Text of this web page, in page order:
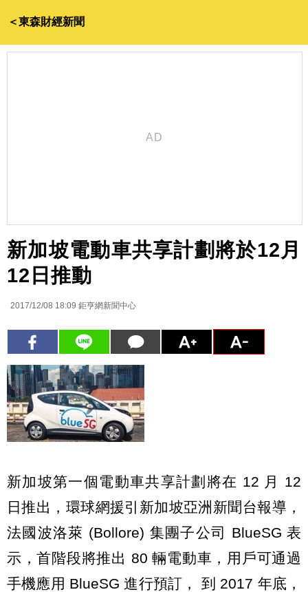
＜東森財經新聞
新加坡電動車共享計劃將於12月
12日推動
2017/12/08 18:09 鉅亨網新聞中心
新加坡第一個電動車共享計劃將在 12 月 12
日推出，環球網援引新加坡亞洲新聞台報導，
法國波洛萊 (Bollore) 集團子公司 BlueSG 表
示，首階段將推出 80 輛電動車，用戶可通過
手機應用 BlueSG 進行預訂， 到 2017 年底，